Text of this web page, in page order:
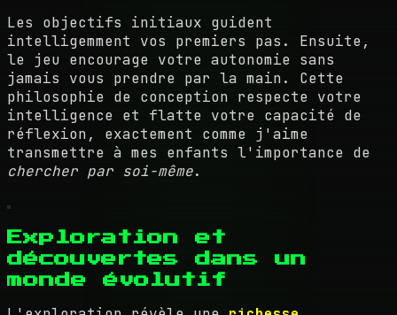
Les objectifs initiaux guident
intelligemment vos premiers pas. Ensuite,
le jeu encourage votre autonomie sans
jamais vous prendre par la main. Cette
philosophie de conception respecte votre
intelligence et flatte votre capacité de
réflexion, exactement comme j'aime
transmettre à mes enfants l'importance de
chercher par soi-même.
Exploration et
découvertes dans un
monde évolutif